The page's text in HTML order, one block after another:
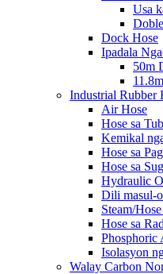
Usa
Dock Hose
Ipadala
50m
Industrial Rubber
Air Hose
Hose sa
Kemikal
Hose sa
Hose sa
Hydraulic
Dili masul-
Steam/
Hose sa
Phosphoric
Isolasyon
Walay Carbon